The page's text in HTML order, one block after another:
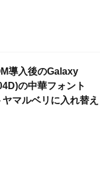
導入後のGalaxy
の中華フォント
マルベリに入れ替え